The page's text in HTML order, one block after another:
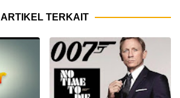
ARTIKEL TERKAIT